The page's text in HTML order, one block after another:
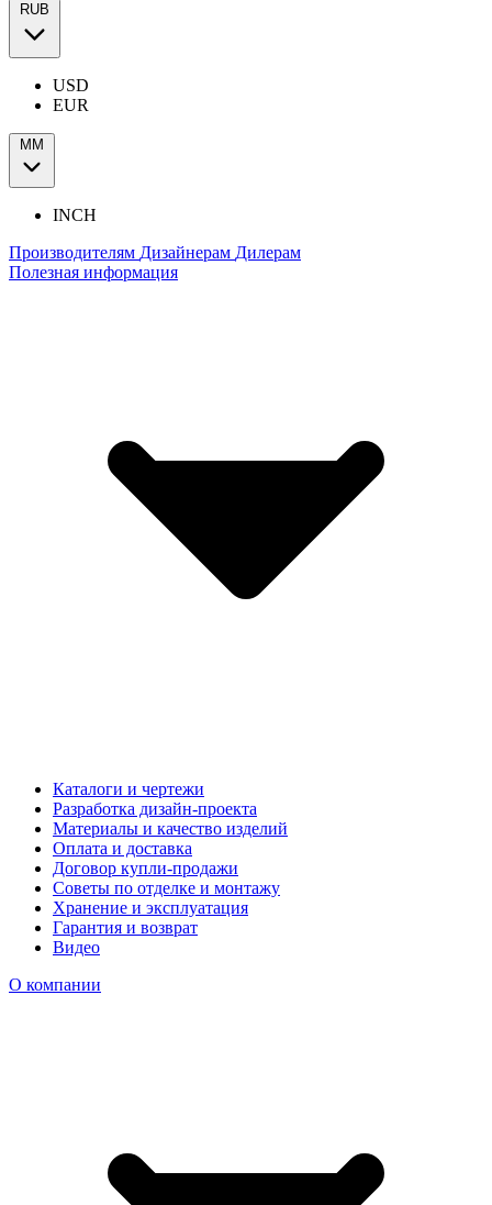
RUB
USD
EUR
ММ
INCH
Производителям Дизайнерам Дилерам
Полезная информация
Каталоги и чертежи
Разработка дизайн-проекта
Материалы и качество изделий
Оплата и доставка
Договор купли-продажи
Советы по отделке и монтажу
Хранение и эксплуатация
Гарантия и возврат
Видео
О компании